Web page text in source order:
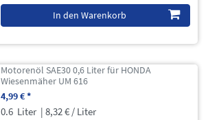
In den Warenkorb
Motorenöl SAE30 0,6 Liter für HONDA
Wiesenmäher UM 616
4,99 € *
0.6 Liter | 8,32 € / Liter